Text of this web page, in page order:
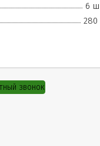
6
280
звонок